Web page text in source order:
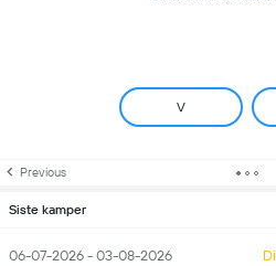
V
Previous
Siste kamper
06-07-2026 - 03-08-2026